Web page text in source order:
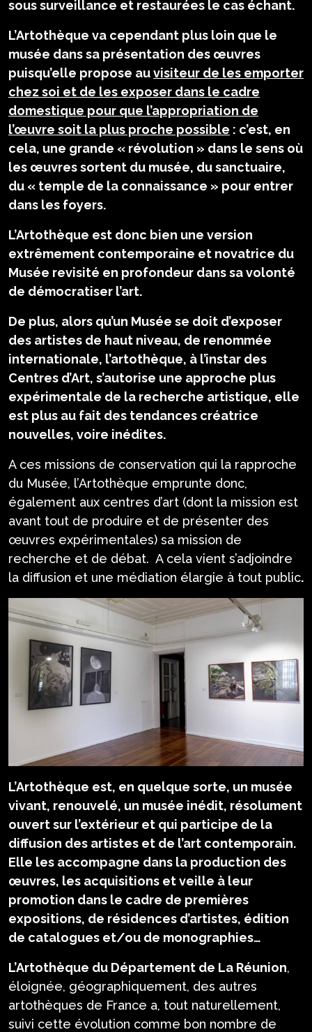
sous surveillance et restaurées le cas échant.
L’Artothèque va cependant plus loin que le
musée dans sa présentation des œuvres
puisqu’elle propose auvisiteur de les emporter
chez soi et de les exposer dans le cadre
domestique pour que l’appropriation de
l’œuvre soit la plus proche possible : c’est, en
cela, une grande « révolution » dans le sens où
les œuvres sortent du musée, du sanctuaire,
du « temple de la connaissance » pour entrer
dans les foyers.
L’Artothèque est donc bien une version
extrêmement contemporaine et novatrice du
Musée revisité en profondeur dans sa volonté
de démocratiser l’art.
De plus, alors qu’un Musée se doit d’exposer
des artistes de haut niveau, de renommée
internationale, l’artothèque, à l’instar des
Centres d’Art, s’autorise une approche plus
expérimentale de la recherche artistique, elle
est plus au fait des tendances créatrice
nouvelles, voire inédites.
A ces missions de conservation qui la rapproche
du Musée, l’Artothèque emprunte donc,
également aux centres d’art (dont la mission est
avant tout de produire et de présenter des
œuvres expérimentales) sa mission de
recherche et de débat. A cela vient s’adjoindre
la diffusion et une médiation élargie à tout public.
L’Artothèque est, en quelque sorte, un musée
vivant, renouvelé, un musée inédit, résolument
ouvert sur l’extérieur et qui participe de la
diffusion des artistes et de l’art contemporain.
Elle les accompagne dans la production des
œuvres, les acquisitions et veille à leur
promotion dans le cadre de premières
expositions, de résidences d’artistes, édition
de catalogues et/ou de monographies…
L’Artothèque du Département de La Réunion,
éloignée, géographiquement, des autres
artothèques de France a, tout naturellement,
suivi cette évolution comme bon nombre de